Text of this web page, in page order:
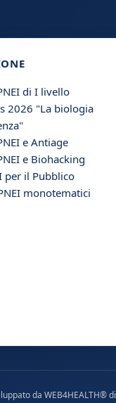
di I livello
2026 "La biologia
e Antiage
e Biohacking
per il Pubblico
monotematici
da WEB4HEALTH®di